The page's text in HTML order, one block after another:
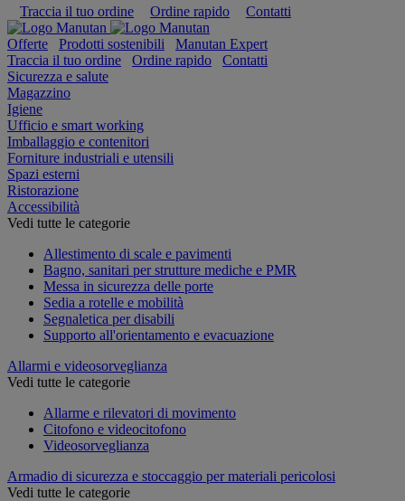
Traccia il tuo ordine
Ordine rapido Contatti
Offerte Prodotti sostenibili
Manutan Expert
Traccia il tuo ordine
Ordine rapido
Contatti
Sicurezza e salute
Magazzino
Igiene
Ufficio e smart working
Imballaggio e contenitori
Forniture industriali e utensili
Spazi esterni
Ristorazione
Accessibilità
Vedi tutte le categorie
Allestimento di scale e pavimenti
Bagno, sanitari per strutture mediche e PMR
Messa in sicurezza delle porte
Sedia a rotelle e mobilità
Segnaletica per disabili
Supporto all'orientamento e evacuazione
Allarmi e videosorveglianza
Vedi tutte le categorie
Allarme e rilevatori di movimento
Citofono e videocitofono
Videosorveglianza
Armadio di sicurezza e stoccaggio per materiali pericolosi
Vedi tutte le categorie